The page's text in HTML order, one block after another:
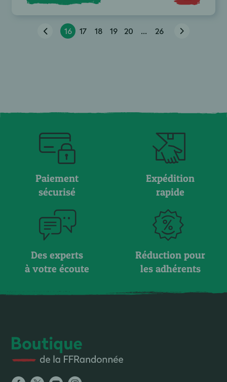
16 17 18 19 20 ... 26
Paiement
sécurisé
Expédition
rapide
Des experts
à votre écoute
Réduction pour
les adhérents